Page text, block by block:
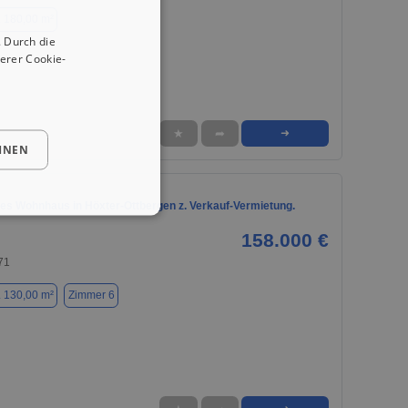
★ ➦ ➜
Wohnhaus in Höxter-Ottbergen z. Verkauf-Vermietung.
158.000 €
130,00 m² Zimmer 6
die
Cookie-